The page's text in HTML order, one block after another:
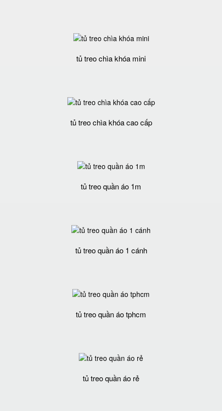
tủ treo chìa khóa mini
tủ treo chìa khóa cao cấp
tủ treo quần áo 1m
tủ treo quần áo 1 cánh
tủ treo quần áo tphcm
tủ treo quần áo rẻ